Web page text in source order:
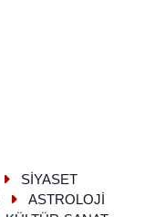
SİYASET
ASTROLOJİ